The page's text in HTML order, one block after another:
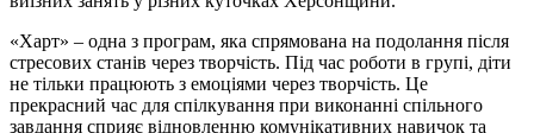
«Харт» – одна з програм, яка спрямована на подолання після
стресових станів через творчість. Під час роботи в групі, діти
не тільки працюють з емоціями через творчість. Це
прекрасний час для спілкування при виконанні спільного
завдання сприяє відновленню комунікативних навичок та